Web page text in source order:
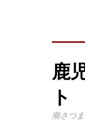
鹿
ト
南さつ